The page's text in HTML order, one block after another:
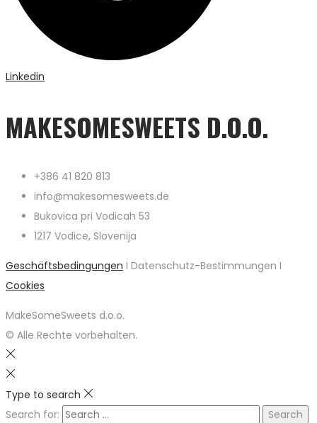
Linkedin
MAKESOMESWEETS D.O.O.
+386 41 820 813
info@makesomesweets.de
Bukovica pri Vodicah 53
1217 Vodice, Slovenija
Geschäftsbedingungen I Datenschutz-Bestimmungen I
Cookies
MakeSomeSweets d.o.o.
© Alle Rechte vorbehalten.
Type to search
Search for: